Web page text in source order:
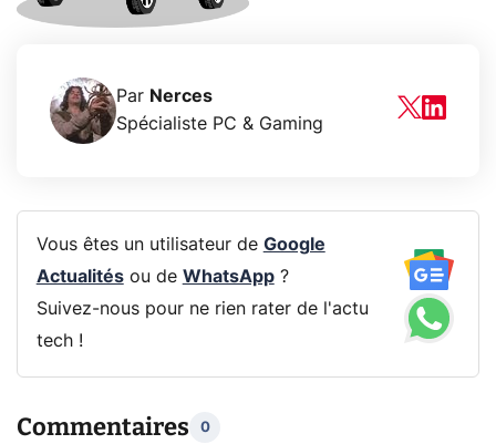
Par Nerces
Spécialiste PC & Gaming
Vous êtes un utilisateur de Google
Actualitésou de WhatsApp?
Suivez-nous pour ne rien rater de l'actu
tech !
Commentaires 0